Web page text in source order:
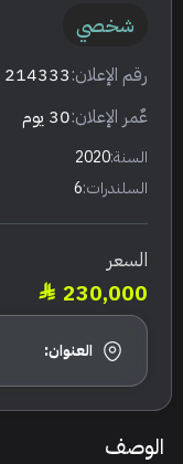
شخصي
رقم الإعلان:214333
عٌمر الإعلان:30 يوم
السنة:2020
السلندرات:6
السعر
230,000
العنوان:
الوصف